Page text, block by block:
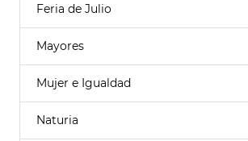
Feria de Julio
Mayores
Mujer e Igualdad
Naturia